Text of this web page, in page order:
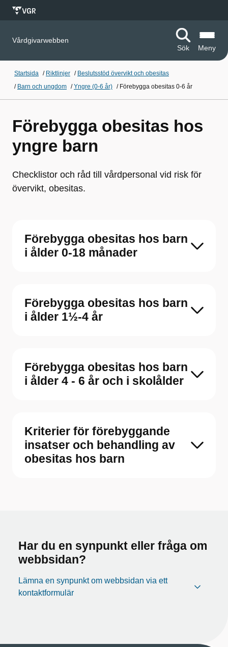
Vårdgivarwebben
Sök
Meny
Startsida / Riktlinjer / Beslutsstöd övervikt och obesitas
/ Barn och ungdom /Yngre (0-6 år) / Förebygga obesitas 0-6 år
Förebygga obesitas hos
yngre barn
Checklistor och råd till vårdpersonal vid risk för
övervikt, obesitas.
Förebygga obesitas hos barn
i ålder 0-18 månader
Förebygga obesitas hos barn
i ålder 1½-4 år
Förebygga obesitas hos barn
i ålder 4 - 6 år och i skolålder
Kriterier för förebyggande
insatser och behandling av
obesitas hos barn
Har du en synpunkt eller fråga om
webbsidan?
Lämna en synpunkt om webbsidan via ett
kontaktformulär